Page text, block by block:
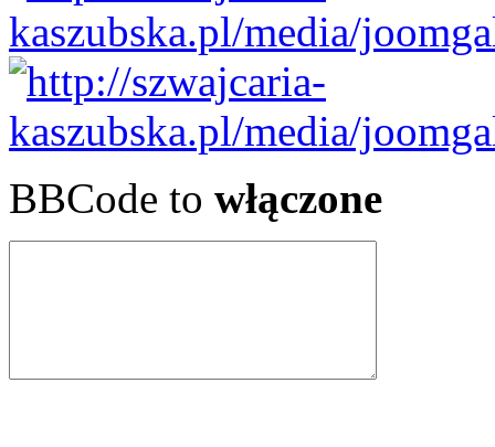
BBCode to włączone